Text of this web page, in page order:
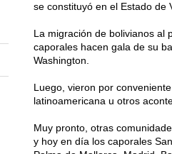
se constituyó en el Estado de
La migración de bolivianos al
caporales hacen gala de su
Washington.
Luego, vieron por
latinoamericana u otros
Muy pronto, otras
y hoy en día los caporales